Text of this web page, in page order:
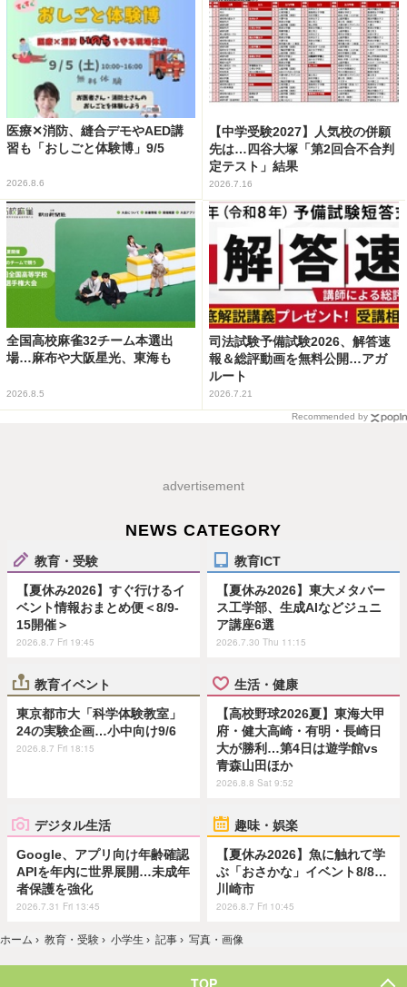
医療✕消防、縫合デモやAED講
習も「おしごと体験博」9/5
2026.8.6
【中学受験2027】人気校の併願
先は…四谷大塚「第2回合不合判
定テスト」結果
2026.7.16
全国高校麻雀32チーム本選出
場…麻布や大阪星光、東海も
2026.8.5
司法試験予備試験2026、解答速
報＆総評動画を無料公開…アガ
ルート
2026.7.21
Recommended by
advertisement
NEWS CATEGORY
教育・受験
【夏休み2026】すぐ行けるイ
ベント情報おまとめ便＜8/9-
15開催＞
2026.8.7 Fri 19:45
教育ICT
【夏休み2026】東大メタバー
ス工学部、生成AIなどジュニ
ア講座6選
2026.7.30 Thu 11:15
教育イベント
東京都市大「科学体験教室」
24の実験企画…小中向け9/6
2026.8.7 Fri 18:15
生活・健康
【高校野球2026夏】東海大甲
府・健大高崎・有明・長崎日
大が勝利…第4日は遊学館vs
青森山田ほか
2026.8.8 Sat 9:52
デジタル生活
Google、アプリ向け年齢確認
APIを年内に世界展開…未成年
者保護を強化
2026.7.31 Fri 13:45
趣味・娯楽
【夏休み2026】魚に触れて学
ぶ「おさかな」イベント8/8…
川崎市
2026.8.7 Fri 10:45
ホーム › 教育・受験 › 小学生 › 記事 › 写真・画像